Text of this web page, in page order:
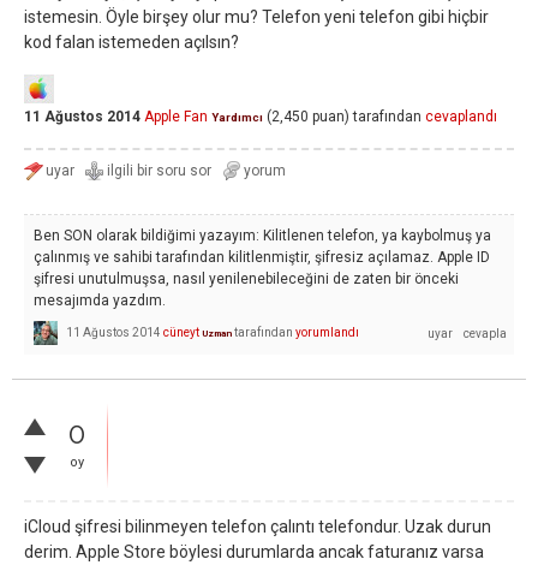
istemesin. Öyle birşey olur mu? Telefon yeni telefon gibi hiçbir
kod falan istemeden açılsın?
11 Ağustos 2014 Apple Fan Yardımcı (2,450 puan) tarafından cevaplandı
Ben SON olarak bildiğimi yazayım: Kilitlenen telefon, ya kaybolmuş ya
çalınmış ve sahibi tarafından kilitlenmiştir, şifresiz açılamaz. Apple ID
şifresi unutulmuşsa, nasıl yenilenebileceğini de zaten bir önceki
mesajımda yazdım.
11 Ağustos 2014 cüneyt Uzman tarafından yorumlandı
0
oy
iCloud şifresi bilinmeyen telefon çalıntı telefondur. Uzak durun
derim. Apple Store böylesi durumlarda ancak faturanız varsa